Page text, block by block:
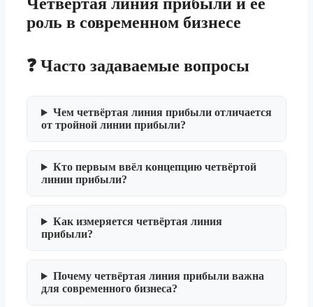
Четвёртая линия прибыли и её
роль в современном бизнесе
❓ Часто задаваемые вопросы
Чем четвёртая линия прибыли отличается
от тройной линии прибыли?
Кто первым ввёл концепцию четвёртой
линии прибыли?
Как измеряется четвёртая линия
прибыли?
Почему четвёртая линия прибыли важна
для современного бизнеса?